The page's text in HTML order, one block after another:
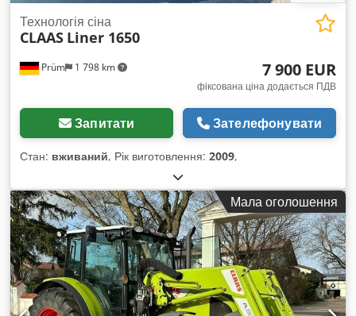
Prüm 1 798 km
Технологія сіна
CLAAS Liner 1650
7 900 EUR
фіксована ціна додається ПДВ
Запитати Зателефонувати
Стан: вживаний, Рік виготовлення: 2009,
Мала оголошення